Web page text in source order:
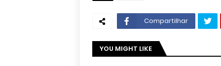
Compartilhar
YOU MIGHT LIKE